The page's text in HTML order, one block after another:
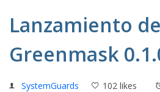
Lanzamiento de
Greenmask
SystemGuards 102 likes